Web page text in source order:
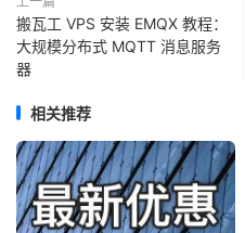
搬瓦工 VPS 安装 EMQX 教程：
大规模分布式 MQTT 消息服务
器
相关推荐